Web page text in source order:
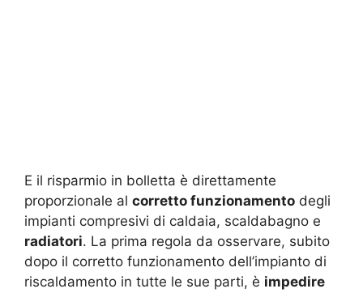
E il risparmio in bolletta è direttamente
proporzionale al corretto funzionamento degli
impianti compresivi di caldaia, scaldabagno e
radiatori. La prima regola da osservare, subito
dopo il corretto funzionamento dell’impianto di
riscaldamento in tutte le sue parti, è impedire